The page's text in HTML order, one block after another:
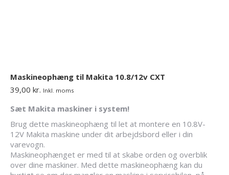
Maskineophæng til Makita 10.8/12v CXT
39,00 kr. Inkl. moms
Sæt Makita maskiner i system!
Brug dette maskineophæng til let at montere en 10.8V-
12V Makita maskine under dit arbejdsbord eller i din
varevogn.
Maskineophænget er med til at skabe orden og overblik
over dine maskiner. Med dette maskineophæng kan du